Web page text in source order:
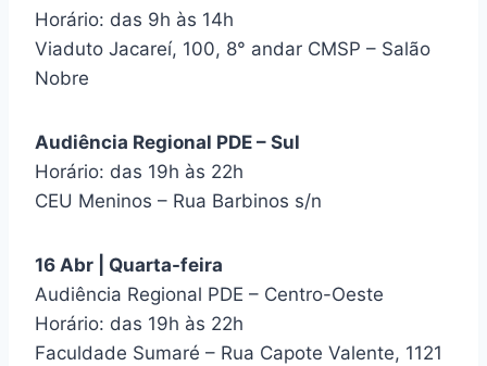
Horário: das 9h às 14h
Viaduto Jacareí, 100, 8° andar CMSP – Salão
Nobre
Audiência Regional PDE – Sul
Horário: das 19h às 22h
CEU Meninos – Rua Barbinos s/n
16 Abr | Quarta-feira
Audiência Regional PDE – Centro-Oeste
Horário: das 19h às 22h
Faculdade Sumaré – Rua Capote Valente, 1121